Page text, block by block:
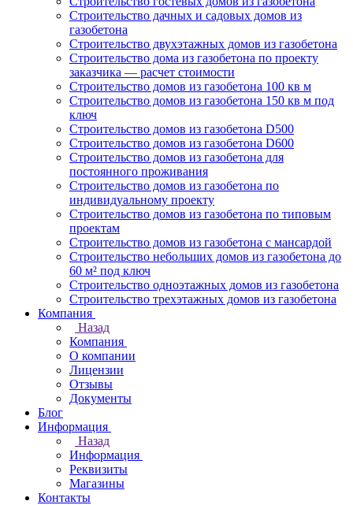
Строительство дачных и садовых домов из
газобетона
Строительство двухэтажных домов из газобетона
Строительство дома из газобетона по проекту
заказчика — расчет стоимости
Строительство домов из газобетона 100 кв м
Строительство домов из газобетона 150 кв м под
ключ
Строительство домов из газобетона D500
Строительство домов из газобетона D600
Строительство домов из газобетона для
постоянного проживания
Строительство домов из газобетона по
индивидуальному проекту
Строительство домов из газобетона по типовым
проектам
Строительство домов из газобетона с мансардой
Строительство небольших домов из газобетона до
60 м² под ключ
Строительство одноэтажных домов из газобетона
Строительство трехэтажных домов из газобетона
Компания
Назад
Компания
О компании
Лицензии
Отзывы
Документы
Блог
Информация
Назад
Информация
Реквизиты
Магазины
Контакты